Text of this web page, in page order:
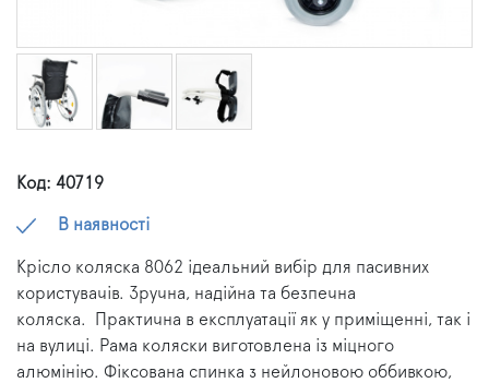
Код: 40719
В наявності
Крісло коляска 8062 ідеальний вибір для пасивних
користувачів. Зручна, надійна та безпечна
коляска.
Практична в експлуатації як у приміщенні, так і
на вулиці. Рама коляски виготовлена ​​із міцного
алюмінію. Фіксована спинка з нейлоновою оббивкою,